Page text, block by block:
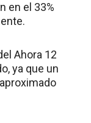
en el 33%
Ahora 12
ya que un